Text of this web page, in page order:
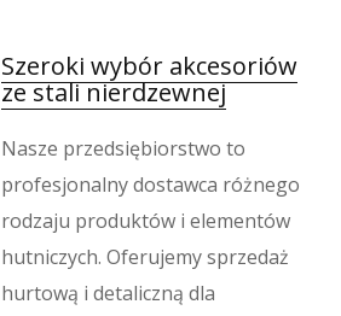
Szeroki wybór akcesoriów
ze stali nierdzewnej
Nasze przedsiębiorstwo to
profesjonalny dostawca różnego
rodzaju produktów i elementów
hutniczych. Oferujemy sprzedaż
hurtową i detaliczną dla